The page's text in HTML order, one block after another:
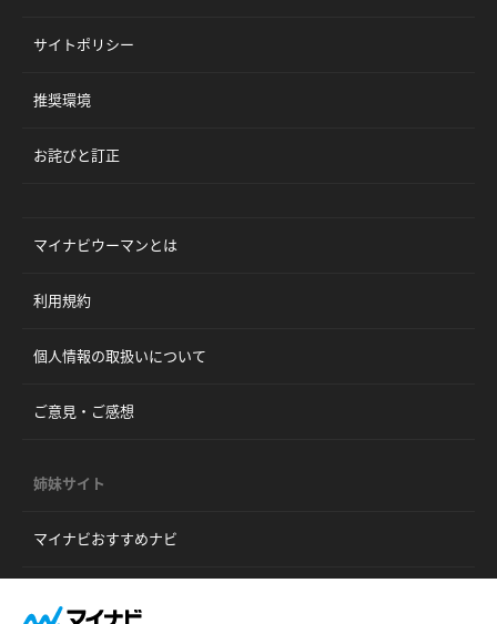
サイトポリシー
推奨環境
お詫びと訂正
マイナビウーマンとは
利用規約
個人情報の取扱いについて
ご意見・ご感想
姉妹サイト
マイナビおすすめナビ